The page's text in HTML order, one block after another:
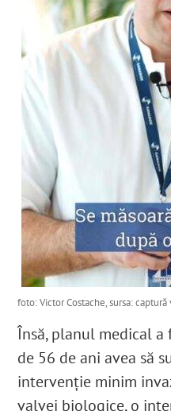
foto: Victor Costache, sursa:
Însă, planul medical a
de 56 de aniavea să
intervenție minim
valvei biologice, o